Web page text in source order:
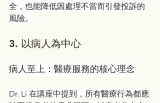
全，也能降低因處理不當而引發投訴的
風險。
3. 以病人為中心
病人至上：醫療服務的核心理念
Dr. Li 在講座中提到，所有醫療行為都應